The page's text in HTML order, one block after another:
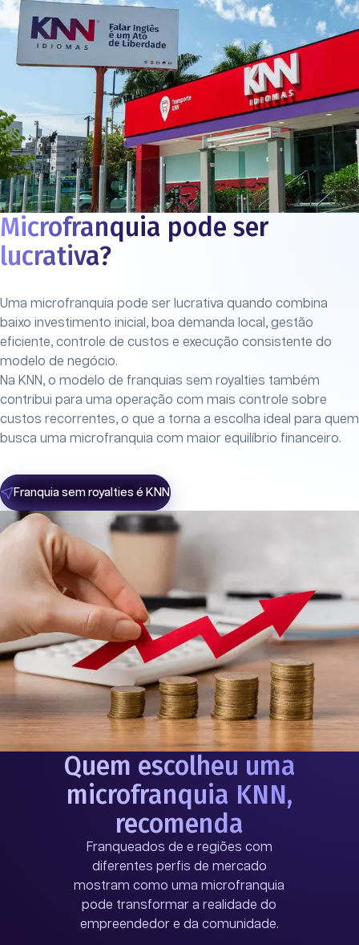
Microfranquia pode ser
lucrativa?
Uma microfranquia pode ser lucrativa quando combina
baixo investimento inicial, boa demanda local, gestão
eficiente, controle de custos e execução consistente do
modelo de negócio.
Na KNN, o modelo de franquias sem royalties também
contribui para uma operação com mais controle sobre
custos recorrentes, o que a torna a escolha ideal para quem
busca uma microfranquia com maior equilíbrio financeiro.
Franquia sem royalties é KNN
Quem escolheu uma
microfranquia KNN,
recomenda
Franqueados de e regiões com
diferentes perfis de mercado
mostram como uma microfranquia
pode transformar a realidade do
empreendedor e da comunidade.